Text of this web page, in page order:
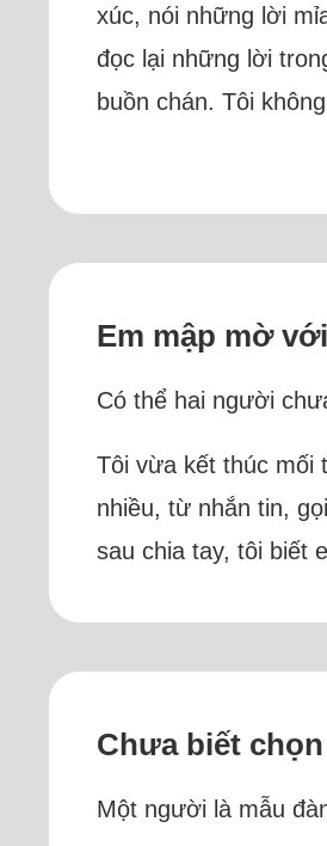
xúc, nói những lời
đọc lại những lời
buồn chán. Tôi
Em mập mờ
Có thể hai người
Tôi vừa kết thúc mối
nhiều, từ nhắn tin,
sau chia tay, tôi biết
Chưa biết
Một người là mẫu